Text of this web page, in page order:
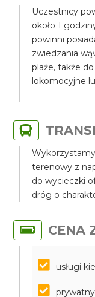
Uczestnicy
około 1
powinni
zwiedzania
plaże, także
lokomocyjne
terenowy z
do wycieczki
dróg o
CENA
usługi